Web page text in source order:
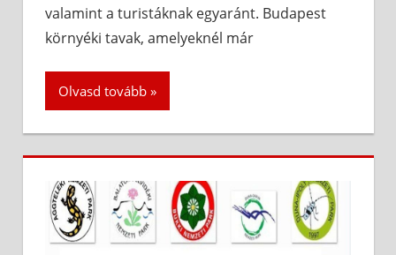
valamint a turistáknak egyaránt. Budapest
környéki tavak, amelyeknél már
Olvasd tovább